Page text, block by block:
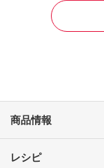
商品情報
レシピ